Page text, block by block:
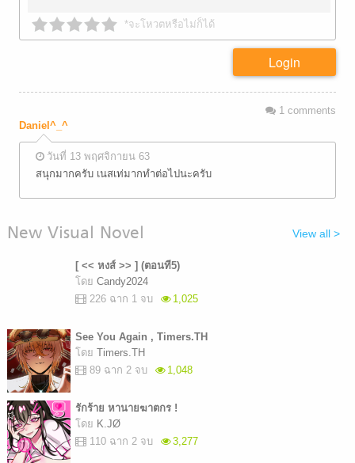
*จะโหวตหรือไม่ก็ได้
Login
1comments
Daniel^_^
วันที่ 13 พฤศจิกายน 63
สนุกมากครับ เนสเท่มากทำต่อไปนะครับ
New Visual Novel View all >
[ << หงส์ >> ] (ตอนที5)
โดย Candy2024
226 ฉาก 1 จบ
1,025
See You Again , Timers.TH
โดย Timers.TH
89 ฉาก 2 จบ
1,048
รักร้าย หานายฆาตกร !
โดย K.JØ
110 ฉาก 2 จบ
3,277